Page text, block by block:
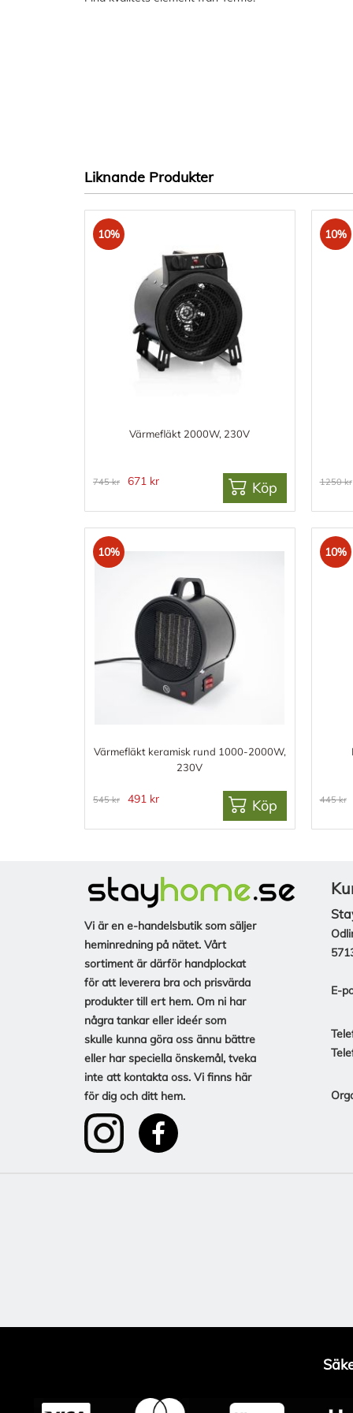
Liknande Produkter
10%
Värmefläkt 2000W, 230V
745 kr 671 kr Köp
10%
1250 kr
10%
Värmefläkt keramisk rund 1000-2000W,
230V
545 kr 491 kr Köp
10%
445 kr
Vi är en e-handelsbutik som säljer
heminredning på nätet. Vårt
sortiment är därför handplockat
för att leverera bra och prisvärda
produkter till ert hem. Om ni har
några tankar eller ideér som
skulle kunna göra oss ännu bättre
eller har speciella önskemål, tveka
inte att kontakta oss. Vi finns här
för dig och ditt hem.
E-